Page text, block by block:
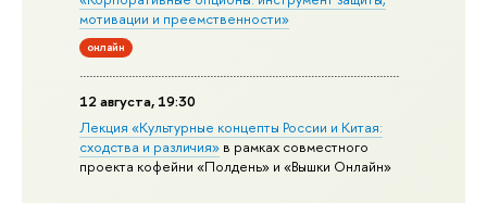
мотивации и преемственности»
онлайн
12 августа, 19:30
Лекция «Культурные концепты России и Китая:
сходства и различия» в рамках совместного
проекта кофейни «Полдень» и «Вышки Онлайн»